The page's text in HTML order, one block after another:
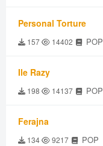
Personal Torture
157 14402 POP
Ile Razy
198 14137 POP
Ferajna
134 9217 POP